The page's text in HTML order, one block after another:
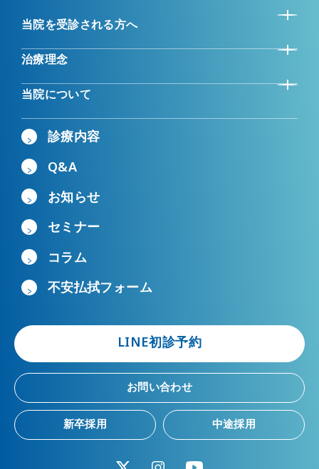
当院を受診される方へ
治療理念
当院について
診療内容
Q&A
お知らせ
セミナー
コラム
不安払拭フォーム
LINE初診予約
お問い合わせ
新卒採用 中途採用